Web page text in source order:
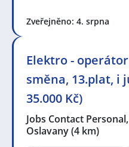
Zveřejněno: 4. srpna
Elektro -
směna, 13.plat, i
35.000 Kč)
Jobs Contact
Oslavany(4 km)